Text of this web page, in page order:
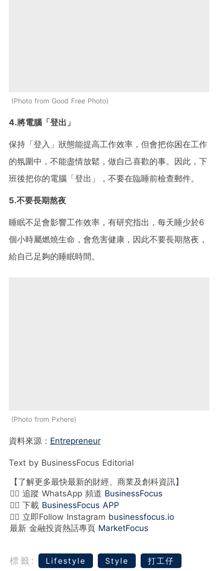
Photo from Good Free Photo
4.將電腦「登出」
保持「登入」狀態能提高工作效率，但會把你困在工作
的氛圍中，不能盡情放鬆，做自己喜歡的事。因此，下
班後把你的電腦「登出」，不要在臨睡前檢查郵件。
5.不要長期熬夜
睡眠不足會影響工作效率，有研究指出，每天睡少於6
個小時屬燃燒生命，會危害健康，因此不要長期熬夜，
給自己足夠的睡眠時間。
Photo from Pxhere
資料來源： Entrepreneur
Text by BusinessFocus Editorial
【了解更多最快最新的財經、商業及創科資訊】
👉🏻 追蹤 WhatsApp 頻道 BusinessFocus
👉🏻 下載 BusinessFocus APP
👉🏻 立即Follow Instagram businessfocus.io
最新 金融投資熱話專頁 MarketFocus
標籤: Lifestyle Style 打工仔